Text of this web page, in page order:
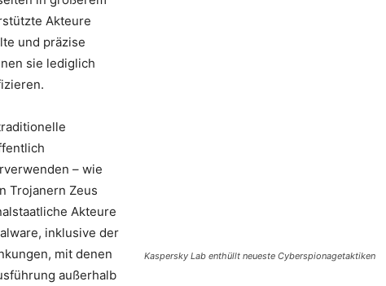
Kaspersky Lab enthüllt neueste Cyberspionagetaktiken
Akteure
und präzise
sie lediglich
– wie
Trojanern Zeus
Akteure
inklusive der
mit denen
außerhalb